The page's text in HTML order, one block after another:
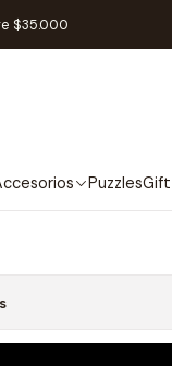
PuzzlesGift
$35.000
Fields
to Cart